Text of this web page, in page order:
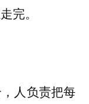
完。
人负责把每